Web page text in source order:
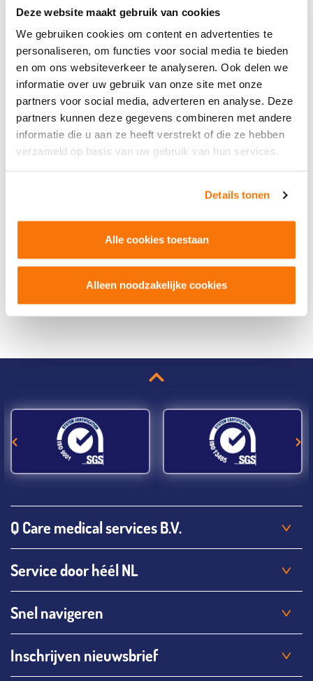
Deze website maakt gebruik van cookies
We gebruiken cookies om content en advertenties te
personaliseren, om functies voor social media te bieden
en om ons websiteverkeer te analyseren. Ook delen we
informatie over uw gebruik van onze site met onze
partners voor social media, adverteren en analyse. Deze
partners kunnen deze gegevens combineren met andere
informatie die u aan ze heeft verstrekt of die ze hebben
verzameld op basis van uw gebruik van hun services.
Details tonen
Alle cookies toestaan
Alleen noodzakelijke cookies
Q Care medical services B.V.
Service door héél NL
Snel navigeren
Inschrijven nieuwsbrief